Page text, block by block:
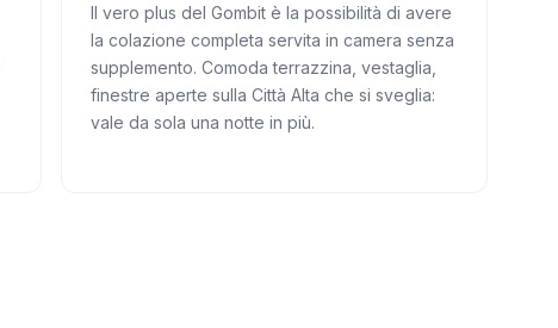
Il vero plus del Gombit è la possibilità di avere
la colazione completa servita in camera senza
supplemento. Comoda terrazzina, vestaglia,
finestre aperte sulla Città Alta che si sveglia:
vale da sola una notte in più.